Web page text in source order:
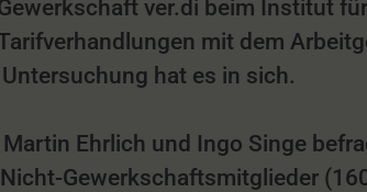
ver.di beim Institut
mit dem
hat es in sich.
Ehrlich und Ingo Singe
Gewerkschaftsmitglieder